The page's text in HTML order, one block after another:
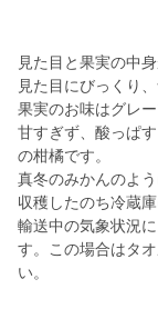
見た目と果実の中
見た目にびっくり
果実のお味はグレ
甘すぎず、酸っぱ
の柑橘です。
真冬のみかんのよ
収穫したのち冷蔵
輸送中の気象状況
す。この場合はタ
い。